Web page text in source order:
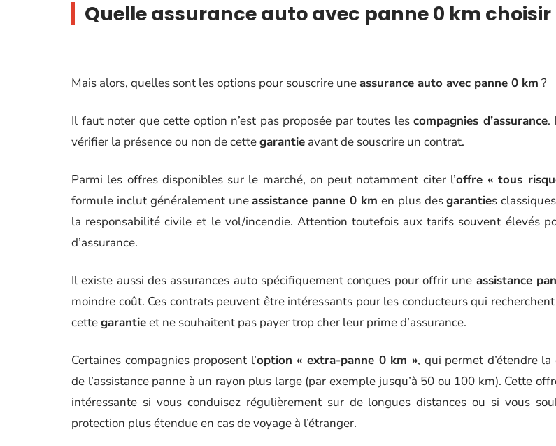
Quelle assurance auto avec panne 0 km choisir
Mais alors, quelles sont les options pour souscrire uneassurance auto avec panne 0 km ?
Il faut noter que cette option n’est pas proposée par toutes les compagnies d’assurance.
vérifier la présence ou non de cettegarantie avant de souscrire un contrat.
Parmi les offres disponibles sur le marché, on peut notamment citer l’offre « tous
formule inclut généralement uneassistance panne 0 km en plus desgaranties
la responsabilité civile et le vol/incendie. Attention toutefois aux tarifs souvent élevés
d’assurance.
Il existe aussi des assurances auto spécifiquement conçues pour offrir une assistance
moindre coût. Ces contrats peuvent être intéressants pour les conducteurs qui
cettegarantieet ne souhaitent pas payer trop cher leur prime d’assurance.
Certaines compagnies proposent l’option « extra-panne 0 km », qui permet d’étendre
de l’assistance panne à un rayon plus large (par exemple jusqu’à 50 ou 100 km). Cette
intéressante si vous conduisez régulièrement sur de longues distances ou si vous
protection plus étendue en cas de voyage à l’étranger.